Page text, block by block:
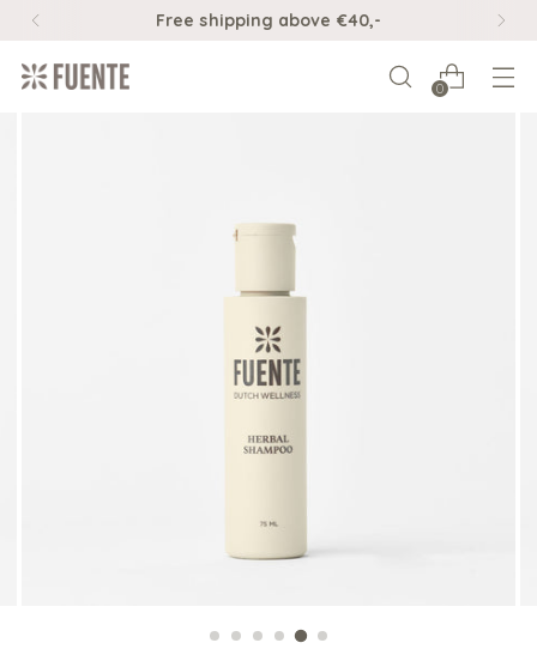
Free shipping above €40,-
0